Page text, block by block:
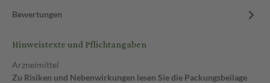
Bewertungen
Hinweistexte und Pflichtangaben
Arzneimittel
Zu Risiken und Nebenwirkungen lesen Sie die Packungsbeilage